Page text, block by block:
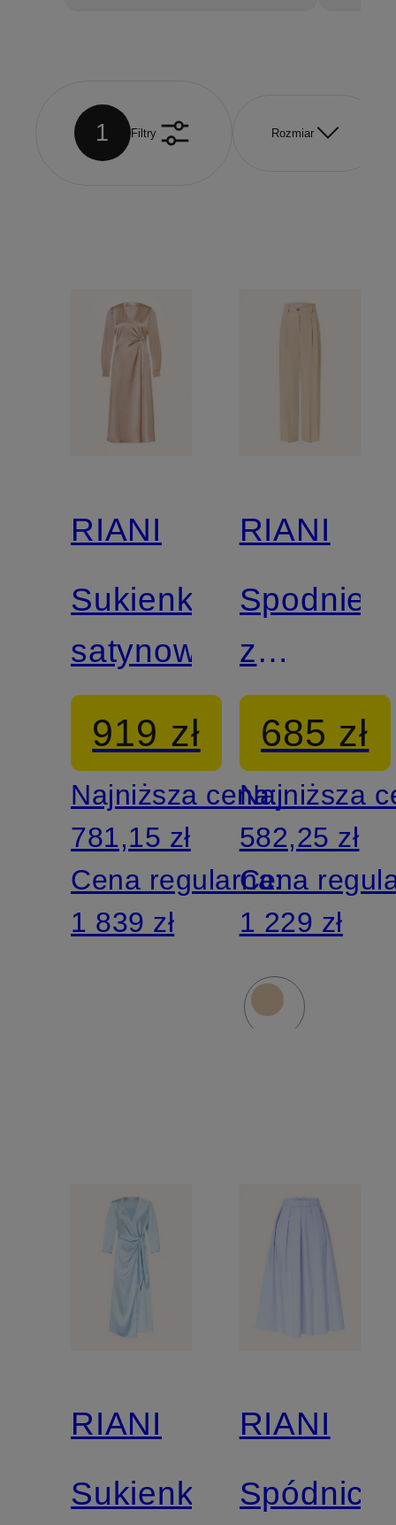
1 Filtry Rozmiar
RIANI
Sukienka
satynowa
919 zł
Najniższa cena:
781,15 zł
Cena regularna:
1 839 zł
RIANI
Spodnie
z
materiału
typu
marlene
685 zł
Najniższa
582,25 zł
Cena
1 229 zł
RIANI
Sukienka
RIANI
Spódnica